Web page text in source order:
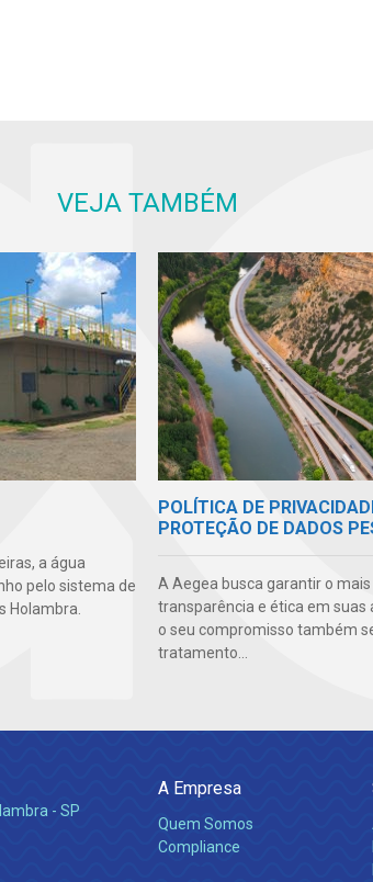
VEJA TAMBÉM
a água
pelo sistema de
Holambra.
POLÍTICA DE
PROTEÇÃO DE DADOS
A Aegea busca garantir o
transparência e ética em suas
o seu compromisso também
tratamento...
- SP
A Empresa
Quem Somos
Compliance